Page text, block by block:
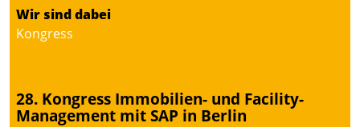
Wir sind dabei
Kongress
28. Kongress Immobilien- und Facility-
Management mit SAP in Berlin